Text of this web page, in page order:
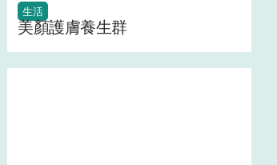
生活
美顏護膚養生群